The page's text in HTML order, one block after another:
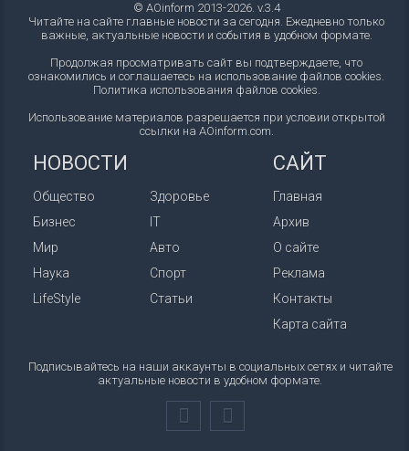
© AOinform 2013-2026. v.3.4
Читайте на сайте главные новости за сегодня. Ежедневно только
важные, актуальные новости и события в удобном формате.
Продолжая просматривать сайт вы подтверждаете, что
ознакомились и соглашаетесь на использование файлов cookies.
Политика использования файлов cookies.
Использование материалов разрешается при условии открытой
ссылки на AOinform.com.
НОВОСТИ
Общество
Бизнес
Мир
Наука
LifeStyle
Здоровье
IT
Авто
Спорт
Статьи
САЙТ
Главная
Архив
О сайте
Реклама
Контакты
Карта сайта
Подписывайтесь на наши аккаунты в социальных сетях и читайте
актуальные новости в удобном формате.